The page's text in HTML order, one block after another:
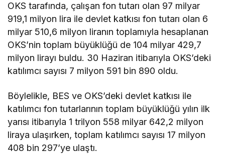
OKS tarafında, çalışan fon tutarı olan 97 milyar
919,1 milyon lira ile devlet katkısı fon tutarı olan 6
milyar 510,6 milyon liranın toplamıyla hesaplanan
OKS’nin toplam büyüklüğü de 104 milyar 429,7
milyon lirayı buldu. 30 Haziran itibarıyla OKS’deki
katılımcı sayısı 7 milyon 591 bin 890 oldu.
Böylelikle, BES ve OKS’deki devlet katkısı ile
katılımcı fon tutarlarının toplam büyüklüğü yılın ilk
yarısı itibarıyla 1 trilyon 558 milyar 642,2 milyon
liraya ulaşırken, toplam katılımcı sayısı 17 milyon
408 bin 297’ye ulaştı.